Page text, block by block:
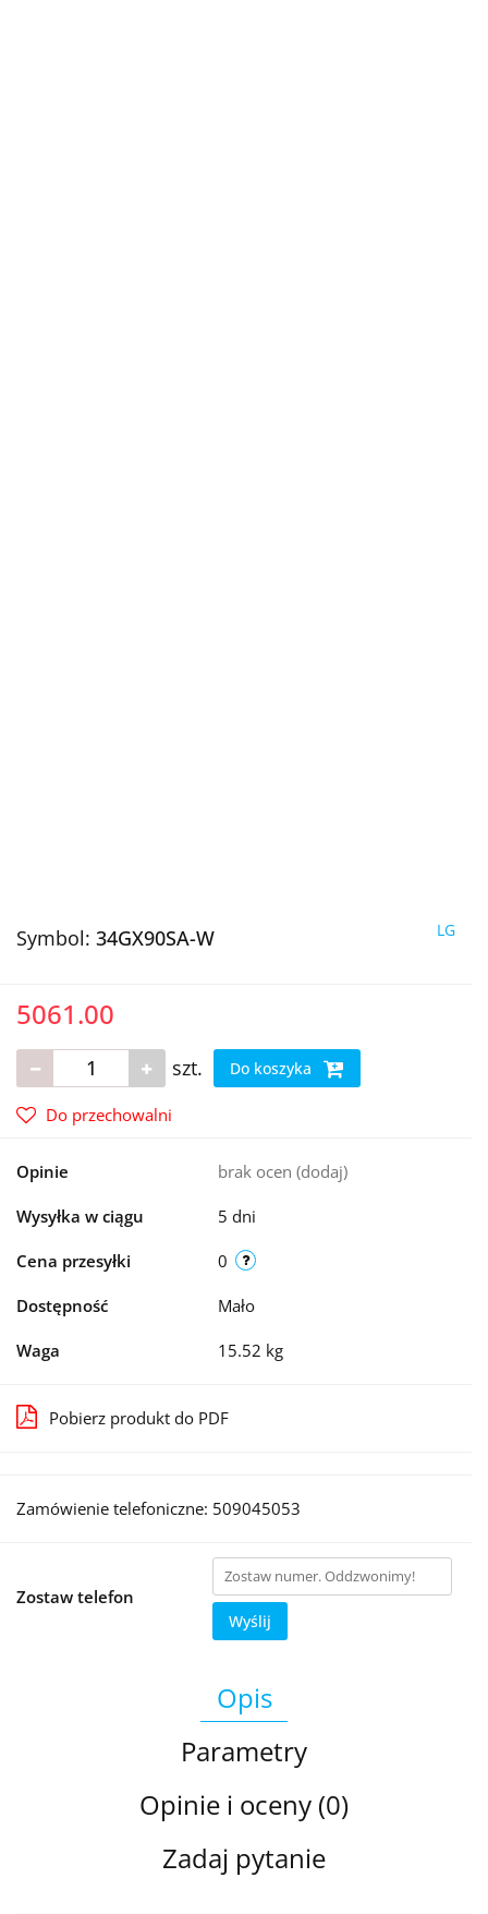
Symbol: 34GX90SA-W LG
5061.00
szt. Do koszyka
Do przechowalni
Opinie brak ocen (dodaj)
Wysyłka w ciągu 5 dni
Cena przesyłki 0
Dostępność Mało
Waga 15.52 kg
Pobierz produkt do PDF
Zamówienie telefoniczne: 509045053
Zostaw telefon
Wyślij
Opis
Parametry
Opinie i oceny (0)
Zadaj pytanie